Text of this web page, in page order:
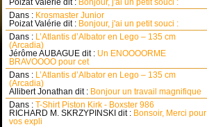
Poizat Valérie dit : Bonjour, j'ai un petit souci :
Dans : Krosmaster Junior
Poizat Valérie dit : Bonjour, j'ai un petit souci :
Dans : L’Atlantis d’Albator en Lego – 135 cm
(Arcadia)
Jérôme AUBAGUE dit : Un ENOOOORME
BRAVOOOO pour cet
Dans : L’Atlantis d’Albator en Lego – 135 cm
(Arcadia)
Allibert Jonathan dit : Bonjour un travail magnifique
Dans : T-Shirt Piston Kirk - Boxster 986
RICHARD M. SKRZYPINSKI dit : Bonsoir, Merci pour
vos expli